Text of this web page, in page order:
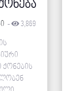
- 3,869